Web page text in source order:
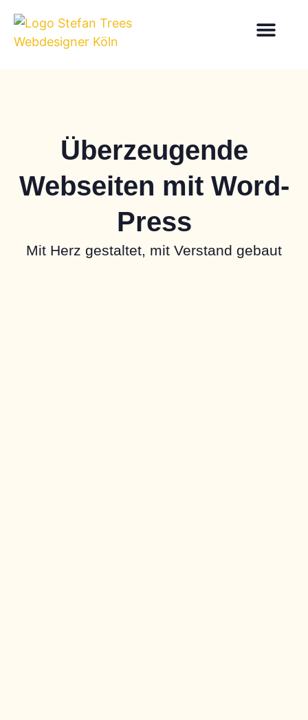
Überzeu­gende
Webseiten mit Word­
Press
Mit Herz gestaltet, mit Verstand gebaut